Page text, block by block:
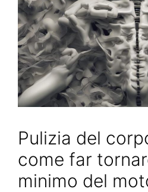
Pulizia del
come far
minimo del